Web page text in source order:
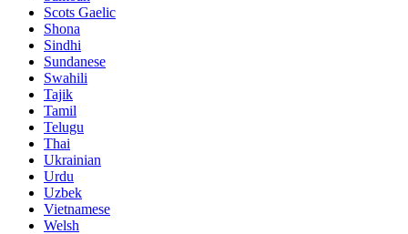
Scots Gaelic
Shona
Sindhi
Sundanese
Swahili
Tajik
Tamil
Telugu
Thai
Ukrainian
Urdu
Uzbek
Vietnamese
Welsh